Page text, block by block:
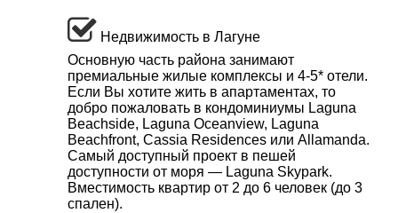
Недвижимость в Лагуне
Основную часть района занимают
премиальные жилые комплексы и 4-5* отели.
Если Вы хотите жить в апартаментах, то
добро пожаловать в кондоминиумы Laguna
Beachside, Laguna Oceanview, Laguna
Beachfront, Cassia Residences или Allamanda.
Самый доступный проект в пешей
доступности от моря — Laguna Skypark.
Вместимость квартир от 2 до 6 человек (до 3
спален).